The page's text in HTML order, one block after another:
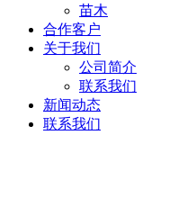
苗木
合作客户
关于我们
公司简介
联系我们
新闻动态
联系我们